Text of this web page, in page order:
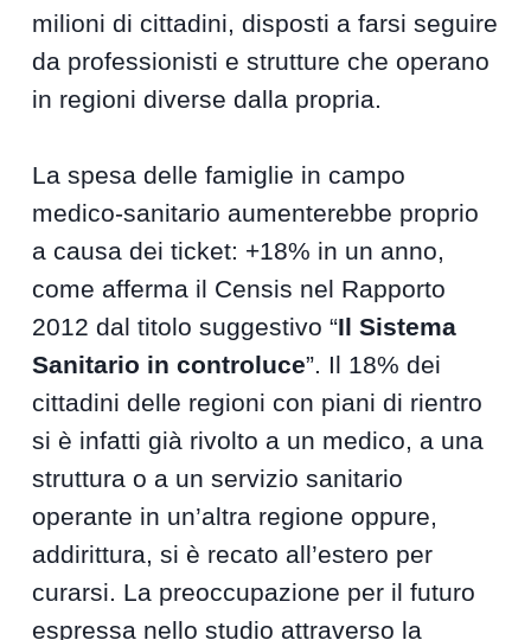
milioni di cittadini, disposti a farsi seguire
da professionisti e strutture che operano
in regioni diverse dalla propria.
La spesa delle famiglie in campo
medico-sanitario aumenterebbe proprio
a causa dei ticket: +18% in un anno,
come afferma il Censis nel Rapporto
2012 dal titolo suggestivo “Il Sistema
Sanitario in controluce”. Il 18% dei
cittadini delle regioni con piani di rientro
si è infatti già rivolto a un medico, a una
struttura o a un servizio sanitario
operante in un’altra regione oppure,
addirittura, si è recato all’estero per
curarsi. La preoccupazione per il futuro
espressa nello studio attraverso la